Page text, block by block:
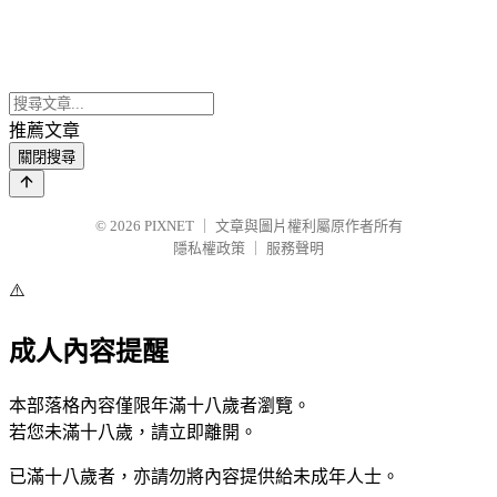
推薦文章
關閉搜尋
© 2026 PIXNET
文章與圖片權利屬原作者所有
隱私權政策
服務聲明
⚠️
成人內容提醒
本部落格內容僅限年滿十八歲者瀏覽。
若您未滿十八歲，請立即離開。
已滿十八歲者，亦請勿將內容提供給未成年人士。